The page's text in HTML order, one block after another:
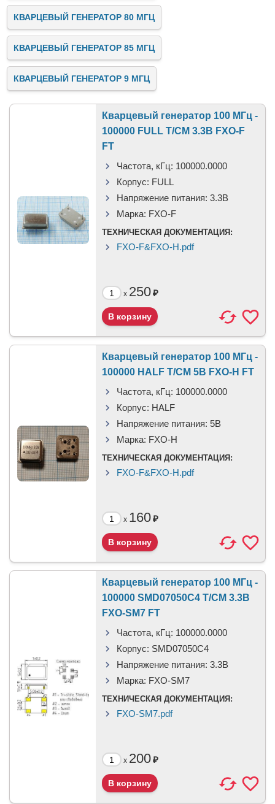
КВАРЦЕВЫЙ ГЕНЕРАТОР 80 МГЦ
КВАРЦЕВЫЙ ГЕНЕРАТОР 85 МГЦ
КВАРЦЕВЫЙ ГЕНЕРАТОР 9 МГЦ
Кварцевый генератор 100 МГц -
100000 FULL T/CM 3.3В FXO-F
FT
Частота, кГц: 100000.0000
Корпус: FULL
Напряжение питания: 3.3В
Марка: FXO-F
ТЕХНИЧЕСКАЯ ДОКУМЕНТАЦИЯ:
FXO-F&FXO-H.pdf
x 250₽
Кварцевый генератор 100 МГц -
100000 HALF T/CM 5В FXO-H FT
Частота, кГц: 100000.0000
Корпус: HALF
Напряжение питания: 5В
Марка: FXO-H
ТЕХНИЧЕСКАЯ ДОКУМЕНТАЦИЯ:
FXO-F&FXO-H.pdf
x 160₽
Кварцевый генератор 100 МГц -
100000 SMD07050C4 T/CM 3.3В
FXO-SM7 FT
Частота, кГц: 100000.0000
Корпус: SMD07050C4
Напряжение питания: 3.3В
Марка: FXO-SM7
ТЕХНИЧЕСКАЯ ДОКУМЕНТАЦИЯ:
FXO-SM7.pdf
x 200₽